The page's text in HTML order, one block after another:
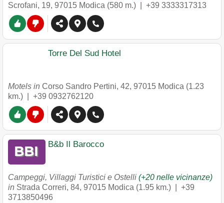
Scrofani, 19, 97015 Modica (580 m.) | +39 3333317313
Torre Del Sud Hotel
Motels in Corso Sandro Pertini, 42, 97015 Modica (1.23
km.) | +39 0932762120
B&b Il Barocco
Campeggi, Villaggi Turistici e Ostelli (+20 nelle vicinanze)
in Strada Correri, 84, 97015 Modica (1.95 km.) | +39
3713850496